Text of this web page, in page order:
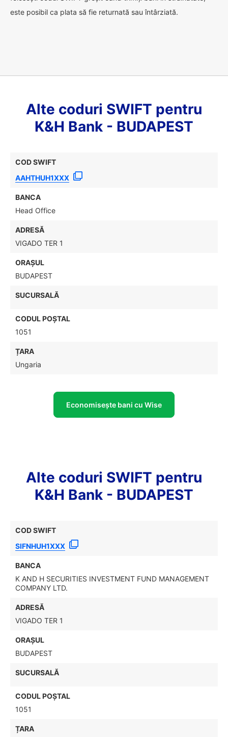
este posibil ca plata să fie returnată sau întârziată.
Alte coduri SWIFT pentru
K&H Bank - BUDAPEST
COD SWIFT
AAHTHUH1XXX
BANCA
Head Office
ADRESĂ
VIGADO TER 1
ORAȘUL
BUDAPEST
SUCURSALĂ
CODUL POŞTAL
1051
ȚARA
Ungaria
Economisește bani cu Wise
Alte coduri SWIFT pentru
K&H Bank - BUDAPEST
COD SWIFT
SIFNHUH1XXX
BANCA
K AND H SECURITIES INVESTMENT FUND MANAGEMENT
COMPANY LTD.
ADRESĂ
VIGADO TER 1
ORAȘUL
BUDAPEST
SUCURSALĂ
CODUL POŞTAL
1051
ȚARA